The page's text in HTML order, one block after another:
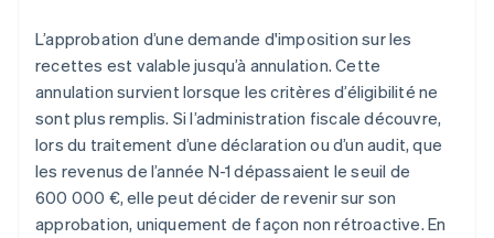
L’approbation d’une demande d'imposition sur les
recettes est valable jusqu’à annulation. Cette
annulation survient lorsque les critères d’éligibilité ne
sont plus remplis. Si l’administration fiscale découvre,
lors du traitement d’une déclaration ou d’un audit, que
les revenus de l’année N-1 dépassaient le seuil de
600 000 €, elle peut décider de revenir sur son
approbation, uniquement de façon non rétroactive. En